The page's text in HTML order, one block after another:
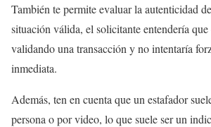
También te permite evaluar la autenticidad
situación válida, el solicitante entendería
validando una transacción y no intentaría
inmediata.
Además, ten en cuenta que un estafador
persona o por video, lo que suele ser un